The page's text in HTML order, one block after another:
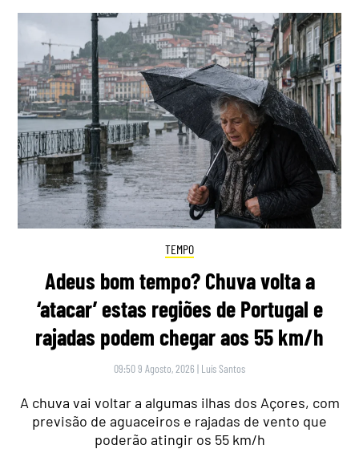
TEMPO
Adeus bom tempo? Chuva volta a
‘atacar’ estas regiões de Portugal e
rajadas podem chegar aos 55 km/h
09:50 9 Agosto, 2026 | Luís Santos
A chuva vai voltar a algumas ilhas dos Açores, com
previsão de aguaceiros e rajadas de vento que
poderão atingir os 55 km/h